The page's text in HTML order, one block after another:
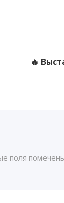
🔥
поля